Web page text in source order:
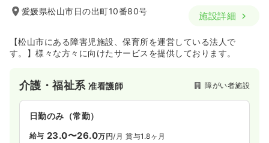
愛媛県松山市日の出町10番80号 施設詳細
【松山市にある障害児施設、保育所を運営している法人で
す。】様々な方々に向けたサービスを提供しております。
介護・福祉系准看護師 障がい者施設
日勤のみ（常勤）
給与 23.0〜26.0万円/月 賞与1.8ヶ月